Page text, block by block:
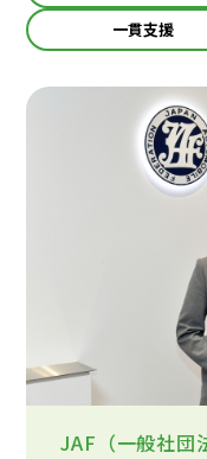
一貫支援
JAF（一般社団